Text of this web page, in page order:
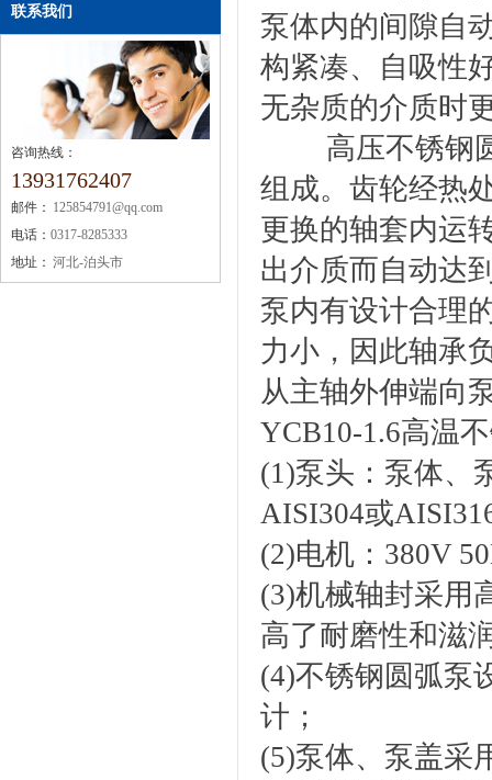
联系我们
咨询热线：
13931762407
邮件： 125854791@qq.com
电话： 0317-8285333
地址： 河北-泊头市
泵体内的间隙自
构紧凑、自吸性
无杂质的介质时
高压不锈钢圆
组成。齿轮经热
更换的轴套内运
出介质而自动达
泵内有设计合理
力小，因此轴承
从主轴外伸端向
YCB10-1.6高温
(1)泵头：泵体、
AISI304或
(2)电机：380V
(3)机械轴封采用
高了耐磨性和滋
(4)不锈钢圆弧泵
计；
(5)泵体、泵盖采